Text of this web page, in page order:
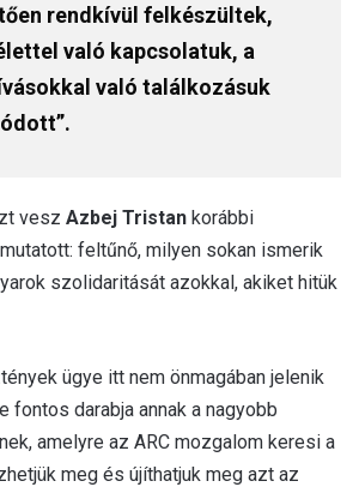
rendkívül felkészültek,
való kapcsolatuk, a
való találkozásuk
vesz Azbej Tristan korábbi
feltűnő, milyen sokan ismerik
szolidaritását azokkal, akiket hitük
ügye itt nem önmagában jelenik
fontos darabja annak a nagyobb
amelyre az ARC mozgalom keresi a
meg és újíthatjuk meg azt az